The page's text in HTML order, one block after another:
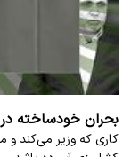
بحران خودساخته
کاری که وزیر می‌کند و